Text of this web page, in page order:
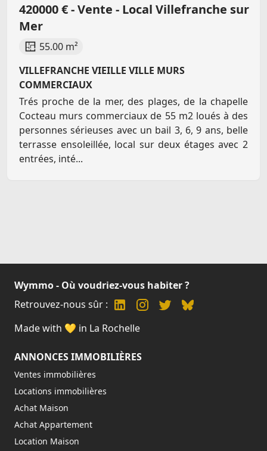
420000 € - Vente - Local Villefranche sur
Mer
55.00 m²
VILLEFRANCHE VIEILLE VILLE MURS
COMMERCIAUX
Trés proche de la mer, des plages, de la chapelle
Cocteau murs commerciaux de 55 m2 loués à des
personnes sérieuses avec un bail 3, 6, 9 ans, belle
terrasse ensoleillée, local sur deux étages avec 2
entrées, inté...
Wymmo - Où voudriez-vous habiter ?
Retrouvez-nous sûr :
Made with 💛 in La Rochelle
ANNONCES IMMOBILIÈRES
Ventes immobilières
Locations immobilières
Achat Maison
Achat Appartement
Location Maison